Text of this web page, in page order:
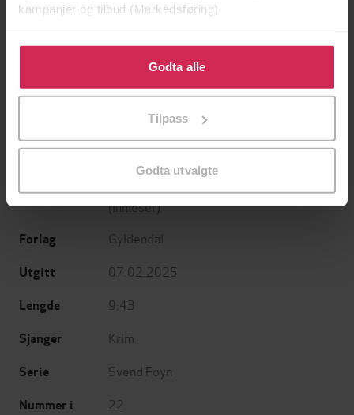
kampanjer og tilbud (Markedsføring)
Klikk på «Godta alle» for å gi oss ditt samtykke til å
bruke cookies for alle disse formålene. Du kan også
tilpasse ditt samtykke til spesifikke formål ved å klikke
Godta alle
Tilpass
Godta utvalgte
299,-
Jo Nesbø
Jussi Adler-Olsen
Undertittel kriminalroman
Forfattere
(innleser)
Forlag Gyldendal
Utgitt 07.02.2025
Lengde 9:43
Sjanger Krim
Serie Svend Foyn
Nummer i
22